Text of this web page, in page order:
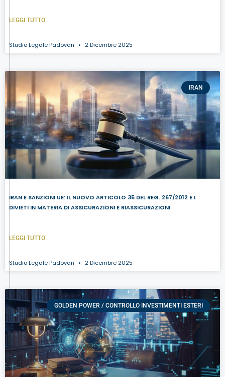
LEGGI TUTTO
Studio Legale Padovan 2 Dicembre 2025
IRAN
IRAN E SANZIONI UE: IL NUOVO ARTICOLO 35 DEL REG. 267/2012 E I
DIVIETI IN MATERIA DI ASSICURAZIONI E RIASSICURAZIONI
LEGGI TUTTO
Studio Legale Padovan 2 Dicembre 2025
GOLDEN POWER / CONTROLLO INVESTIMENTI ESTERI